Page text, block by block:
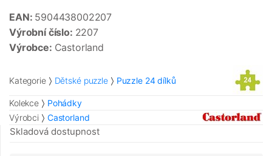
EAN: 5904438002207
Výrobní číslo: 2207
Výrobce: Castorland
Kategorie Dětské puzzle Puzzle 24 dílků
Kolekce
Pohádky
Výrobci
Castorland
Skladová dostupnost